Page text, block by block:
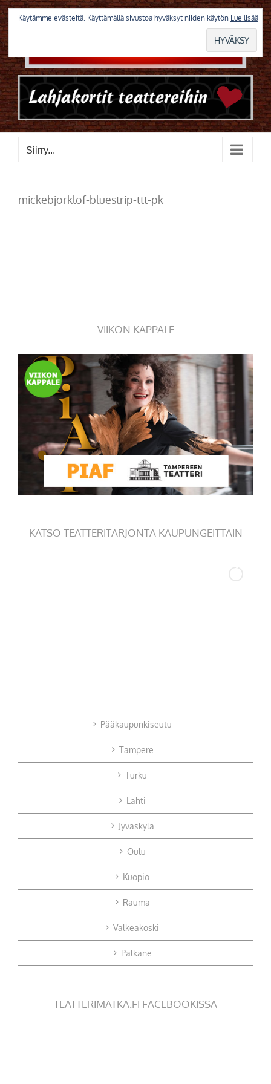
Skip
to
content
Siirry...
mickebjorklof-bluestrip-ttt-pk
VIIKON KAPPALE
KATSO TEATTERITARJONTA KAUPUNGEITTAIN
Pääkaupunkiseutu
Tampere
Turku
Lahti
Jyväskylä
Oulu
Kuopio
Rauma
Valkeakoski
Pälkäne
TEATTERIMATKA.FI FACEBOOKISSA
Käytämme evästeitä. Käyttämällä sivustoa hyväksyt niiden käytön Lue lisää